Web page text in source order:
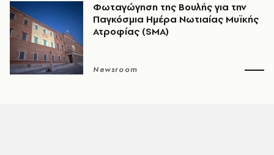
Φωταγώγηση της Βουλής για την
Παγκόσμια Ημέρα Νωτιαίας Μυϊκής
Ατροφίας (SMA)
Newsroom